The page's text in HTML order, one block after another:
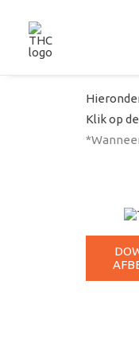
Klik op